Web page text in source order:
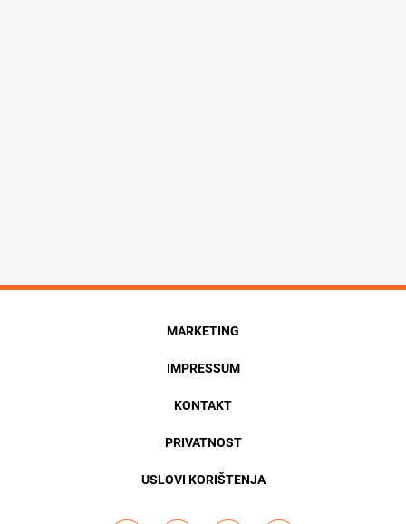
MARKETING
IMPRESSUM
KONTAKT
PRIVATNOST
USLOVI KORIŠTENJA